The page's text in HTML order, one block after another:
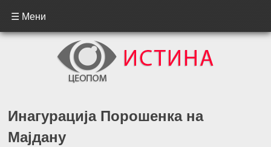
☰ Мени
Инагурација Порошенка на
Мајдану